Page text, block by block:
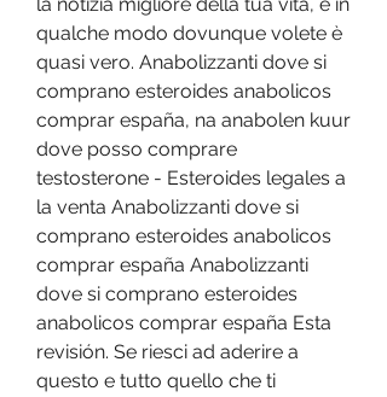
qualche modo dovunque volete è
quasi vero. Anabolizzanti dove si
comprano esteroides anabolicos
comprar españa, na anabolen kuur
dove posso comprare
testosterone - Esteroides legales a
la venta Anabolizzanti dove si
comprano esteroides anabolicos
comprar españa Anabolizzanti
dove si comprano esteroides
anabolicos comprar españa Esta
revisión. Se riesci ad aderire a
questo e tutto quello che ti